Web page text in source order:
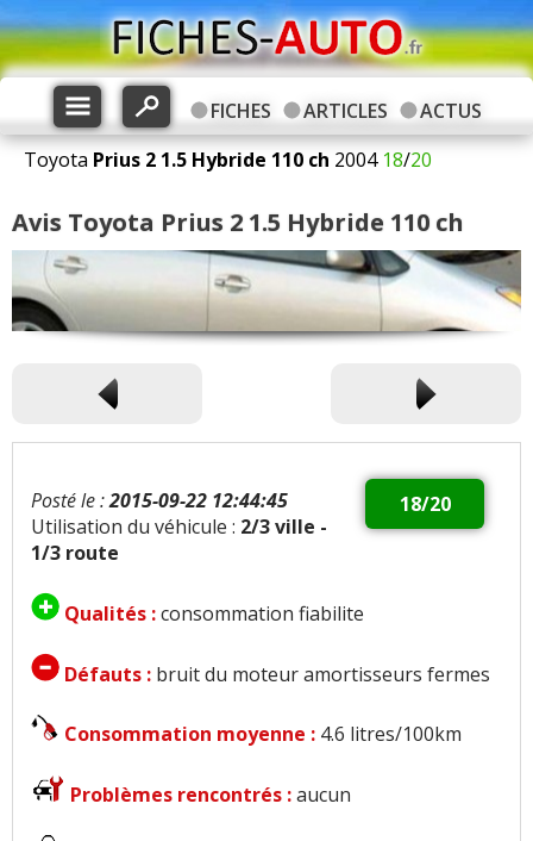
FICHES ARTICLES
ACTUS
Toyota Prius 2 1.5 Hybride 110 ch 2004 18/20
Avis Toyota Prius 2 1.5 Hybride 110 ch
18/20
Posté le :2015-09-22 12:44:45
Utilisation du véhicule : 2/3 ville -
1/3 route
Qualités :consommation fiabilite
Défauts : bruit du moteur amortisseurs fermes
Consommation moyenne : 4.6 litres/100km
Problèmes rencontrés :aucun